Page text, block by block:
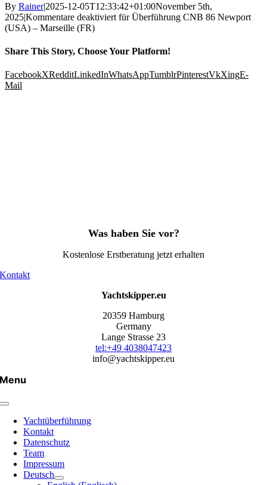
By Rainer|2025-12-05T12:33:42+01:00November 5th,
2025|Kommentare deaktiviert für Überführung CNB 86 Newport
(USA) – Marseille (FR)
Share This Story, Choose Your Platform!
FacebookXRedditLinkedInWhatsAppTumblrPinterestVkXingE-
Mail
Was haben Sie vor?
Kostenlose Erstberatung jetzt erhalten
Kontakt
Yachtskipper.eu
20359 Hamburg
Germany
Lange Strasse 23
tel:+49 4038047423
info@yachtskipper.eu
Menu
Yachtüberführung
Kontakt
Datenschutz
Team
Impressum
Deutsch